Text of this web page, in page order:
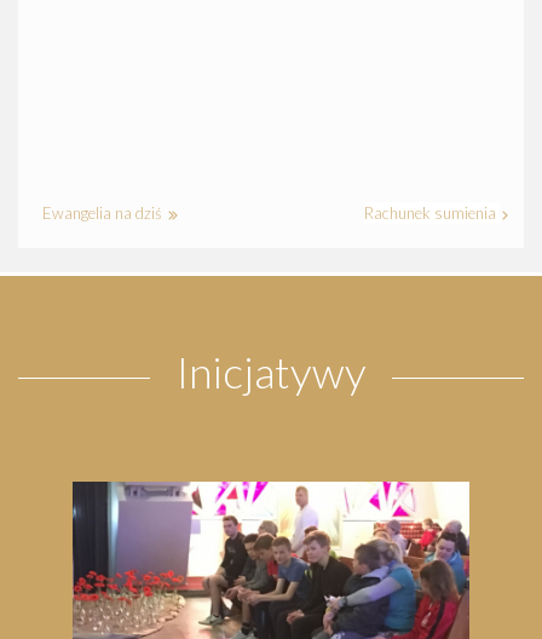
Ewangelia na dziś Rachunek sumienia
Inicjatywy